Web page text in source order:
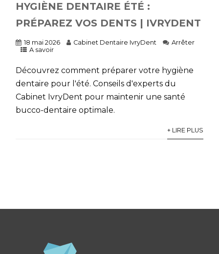
HYGIÈNE DENTAIRE ÉTÉ :
PRÉPAREZ VOS DENTS | IVRYDENT
18 mai 2026 Cabinet Dentaire IvryDent
Arrêter
A savoir
Découvrez comment préparer votre hygiène
dentaire pour l'été. Conseils d'experts du
Cabinet IvryDent pour maintenir une santé
bucco-dentaire optimale.
+ LIRE PLUS